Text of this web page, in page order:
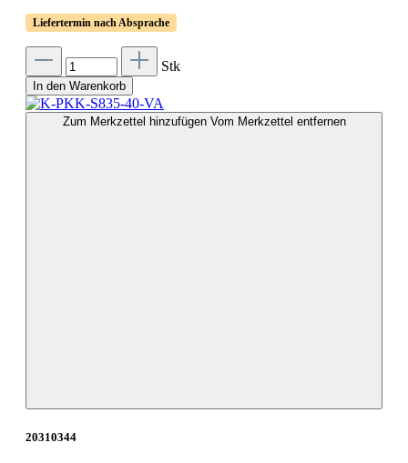
Liefertermin nach Absprache
Stk
In den Warenkorb
Zum Merkzettel hinzufügen Vom Merkzettel entfernen
20310344